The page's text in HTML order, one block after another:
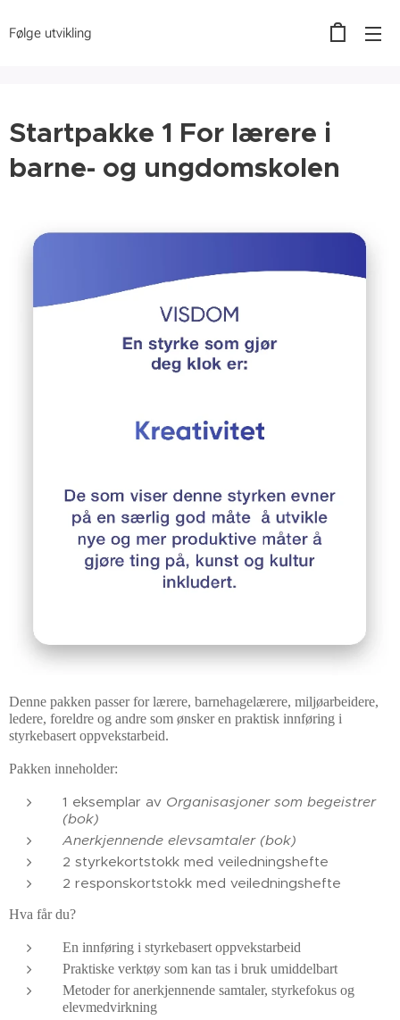
Følge utvikling
Startpakke 1 For lærere i
barne- og ungdomskolen
Denne pakken passer for lærere, barnehagelærere, miljøarbeidere,
ledere, foreldre og andre som ønsker en praktisk innføring i
styrkebasert oppvekstarbeid.
Pakken inneholder:
1 eksemplar av Organisasjoner som begeistrer
(bok)
Anerkjennende elevsamtaler (bok)
2 styrkekortstokk med veiledningshefte
2 responskortstokk med veiledningshefte
Hva får du?
En innføring i styrkebasert oppvekstarbeid
Praktiske verktøy som kan tas i bruk umiddelbart
Metoder for anerkjennende samtaler, styrkefokus og
elevmedvirkning